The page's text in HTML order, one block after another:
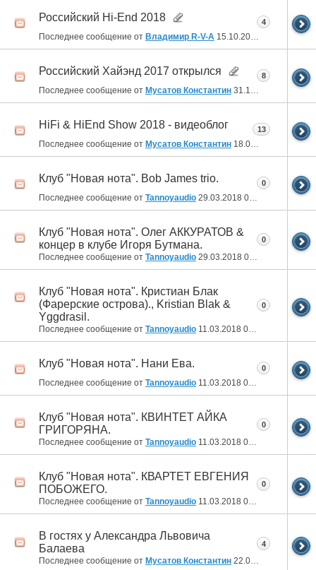
Российский Hi-End 2018
Последнее сообщение от Владимир R-V-A 15.10.2019
4
Российский Хайэнд 2017 открылся
Последнее сообщение от Мусатов Константин 31.10.2018 13:13
8
HiFi & HiEnd Show 2018 - видеоблог
Последнее сообщение от Мусатов Константин 18.04.2018 09:39
13
Клуб "Новая нота". Bob James trio.
Последнее сообщение от Tannoyaudio 29.03.2018 07:53
0
Клуб "Новая нота". Олег АККУРАТОВ &
концер в клубе Игоря Бутмана.
Последнее сообщение от Tannoyaudio 29.03.2018 07:47
0
Клуб "Новая нота". Кристиан Блак
(Фарерские острова)., Kristian Blak &
Yggdrasil.
Последнее сообщение от Tannoyaudio 11.03.2018 01:14
0
Клуб "Новая нота". Нани Ева.
Последнее сообщение от Tannoyaudio 11.03.2018 01:06
0
Клуб "Новая нота". КВИНТЕТ АЙКА
ГРИГОРЯНА.
Последнее сообщение от Tannoyaudio 11.03.2018 00:57
0
Клуб "Новая нота". КВАРТЕТ ЕВГЕНИЯ
ПОБОЖЕГО.
Последнее сообщение от Tannoyaudio 11.03.2018 00:52
0
В гостях у Александра Львовича
Балаева
Последнее сообщение от Мусатов Константин 22.02.2018
4